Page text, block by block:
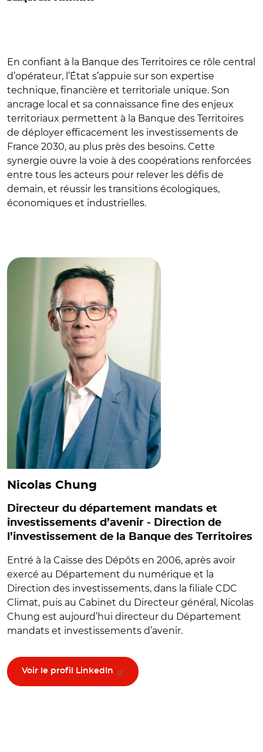
En confiant à la Banque des Territoires ce rôle central
d’opérateur, l’État s’appuie sur son expertise
technique, financière et territoriale unique. Son
ancrage local et sa connaissance fine des enjeux
territoriaux permettent à la Banque des Territoires
de déployer efficacement les investissements de
France 2030, au plus près des besoins. Cette
synergie ouvre la voie à des coopérations renforcées
entre tous les acteurs pour relever les défis de
demain, et réussir les transitions écologiques,
économiques et industrielles.
Nicolas Chung
Directeur du département mandats et
investissements d’avenir - Direction de
l’investissement de la Banque des Territoires
Entré à la Caisse des Dépôts en 2006, après avoir
exercé au Département du numérique et la
Direction des investissements, dans la filiale CDC
Climat, puis au Cabinet du Directeur général, Nicolas
Chung est aujourd’hui directeur du Département
mandats et investissements d’avenir.
Voir le profil LinkedIn